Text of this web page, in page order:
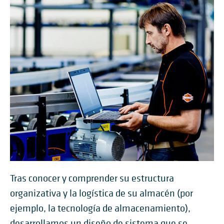
Tras conocer y comprender su estructura
organizativa y la logística de su almacén (por
ejemplo, la tecnología de almacenamiento),